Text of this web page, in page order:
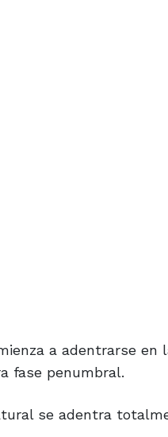
a adentrarse en
fase penumbral.
se adentra